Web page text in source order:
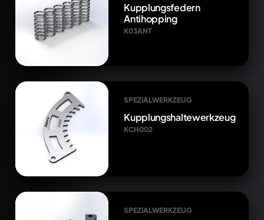
Kupplungsfedern
Antihopping
K03ANT
SPEZIALWERKZEUG
Kupplungshaltewerkzeug
KCH002
SPEZIALWERKZEUG